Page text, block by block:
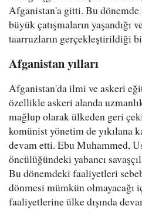
Afganistan'a gitti. Bu
büyük çatışmaların yaşandığı
taarruzların gerçekleştirildiği
Afganistan yılları
Afganistan'da ilmi ve askeri
özellikle askeri alanda
mağlup olarak ülkeden geri
komünist yönetim de yıkılana
devam etti. Ebu Muhammed,
öncülüğündeki yabancı
Bu dönemdeki faaliyetleri
dönmesi mümkün olmayacağı
faaliyetlerine ülke dışında